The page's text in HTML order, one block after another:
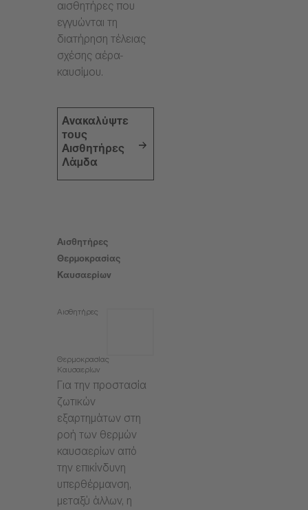
αισθητήρες που
εγγυώνται τη
διατήρηση τέλειας
σχέσης αέρα-
καυσίμου.
Ανακαλύψτε
τους
Αισθητήρες
Λάμδα
Αισθητήρες
Θερμοκρασίας
Καυσαερίων
Αισθητήρες
Θερμοκρασίας
Καυσαερίων
Για την προστασία
ζωτικών
εξαρτημάτων στη
ροή των θερμών
καυσαερίων από
την επικίνδυνη
υπερθέρμανση,
μεταξύ άλλων, η